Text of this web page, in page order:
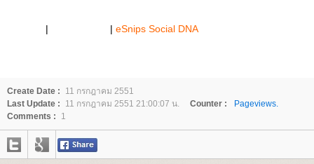
| | eSnips Social DNA
Create Date :
11 กรกฎาคม 2551
Last Update :
11 กรกฎาคม 2551 21:00:07 น. Counter :
Pageviews.
Comments :
1